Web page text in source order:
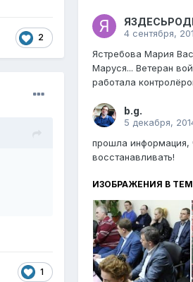
2
1
4 сентября,
Ястребова Мария
Маруся... Ветеран
работала
b.g.
5 декабря,
прошла информация,
восстанавливать!
ИЗОБРАЖЕНИЯ В